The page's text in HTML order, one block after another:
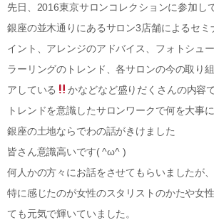
先日、2016東京サロンコレクションに参加し
銀座の並木通りにあるサロン3店舗によるセ
イント、アレンジのアドバイス、フォトシュ
ラーリングのトレンド、各サロンの今の取り
アしている
かなどなど盛りだくさんの内容で
トレンドを意識したサロンワークで何を大事
銀座の土地ならでわの話がきけました
皆さん意識高いです( ^ω^ )
何人かの方々にお話をさせてもらいましたが、
特に感じたのが女性のスタリストのかたや女
ても元気で輝いていました。